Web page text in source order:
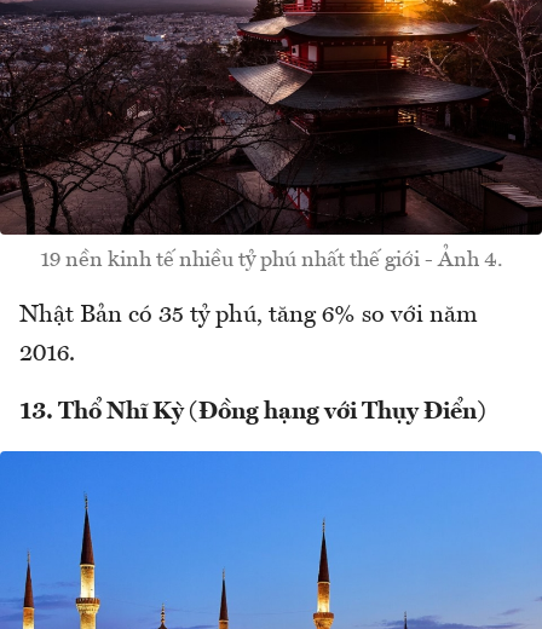
19 nền kinh tế nhiều tỷ phú nhất thế giới - Ảnh 4.
Nhật Bản có 35 tỷ phú, tăng 6% so với năm
2016.
13. Thổ Nhĩ Kỳ (Đồng hạng với Thụy Điển)